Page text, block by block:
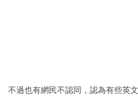
不過也有網民不認同，認為有些英